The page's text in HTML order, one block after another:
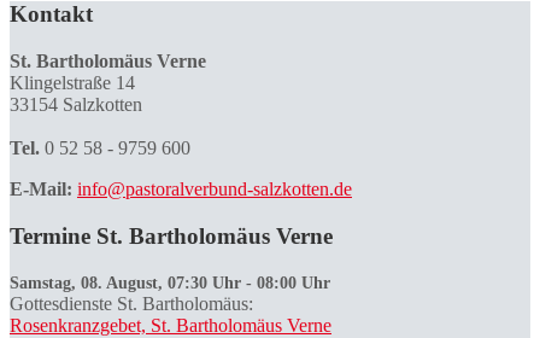
Kontakt
St. Bartholomäus Verne
Klingelstraße 14
33154 Salzkotten
Tel. 0 52 58 - 9759 600
E-Mail: info@pastoralverbund-salzkotten.de
Termine St. Bartholomäus Verne
Samstag, 08. August, 07:30 Uhr - 08:00 Uhr
Gottesdienste St. Bartholomäus:
Rosenkranzgebet, St. Bartholomäus Verne